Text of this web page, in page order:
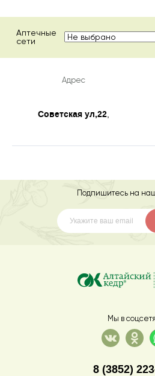
Аптечные
сети
Адрес
Советская ул,22,
Подпишитесь на
Мы в
8 (3852)